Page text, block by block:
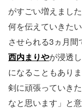
がすごい増えまし
何を伝えていきた
させられる3ヵ月
西内まりやが浸透
になることもあり
剣に頑張っていき
なと思います」と